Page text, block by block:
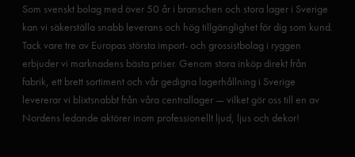
Som svenskt bolag med över 50 år i branschen och stora lager i Sverige
kan vi säkerställa snabb leverans och hög tillgänglighet för dig som kund.
Tack vare tre av Europas största import- och grossistbolag i ryggen
erbjuder vi marknadens bästa priser. Genom stora inköp direkt från
fabrik, ett brett sortiment och vår gedigna lagerhållning i Sverige
levererar vi blixtsnabbt från våra centrallager — vilket gör oss till en av
Nordens ledande aktörer inom professionellt ljud, ljus och dekor!